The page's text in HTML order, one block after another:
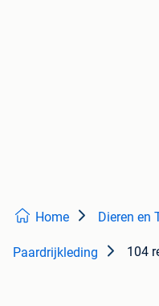
Home Dieren en
Paardrijkleding 104